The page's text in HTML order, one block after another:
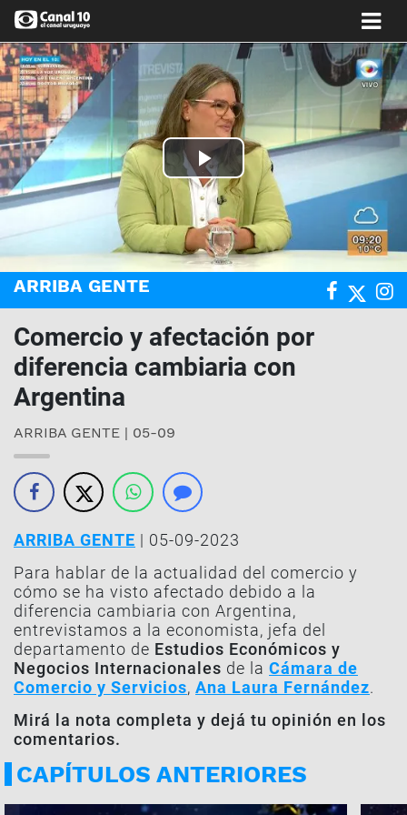
Play
Video
ARRIBA GENTE
Comercio y afectación por
diferencia cambiaria con
Argentina
ARRIBA GENTE | 05-09
ARRIBA GENTE | 05-09-2023
Para hablar de la actualidad del comercio y
cómo se ha visto afectado debido a la
diferencia cambiaria con Argentina,
entrevistamos a la economista, jefa del
departamento de Estudios Económicos y
Negocios Internacionales de la Cámara de
Comercio y Servicios, Ana Laura Fernández.
Mirá la nota completa y dejá tu opinión en los
comentarios.
CAPÍTULOS ANTERIORES